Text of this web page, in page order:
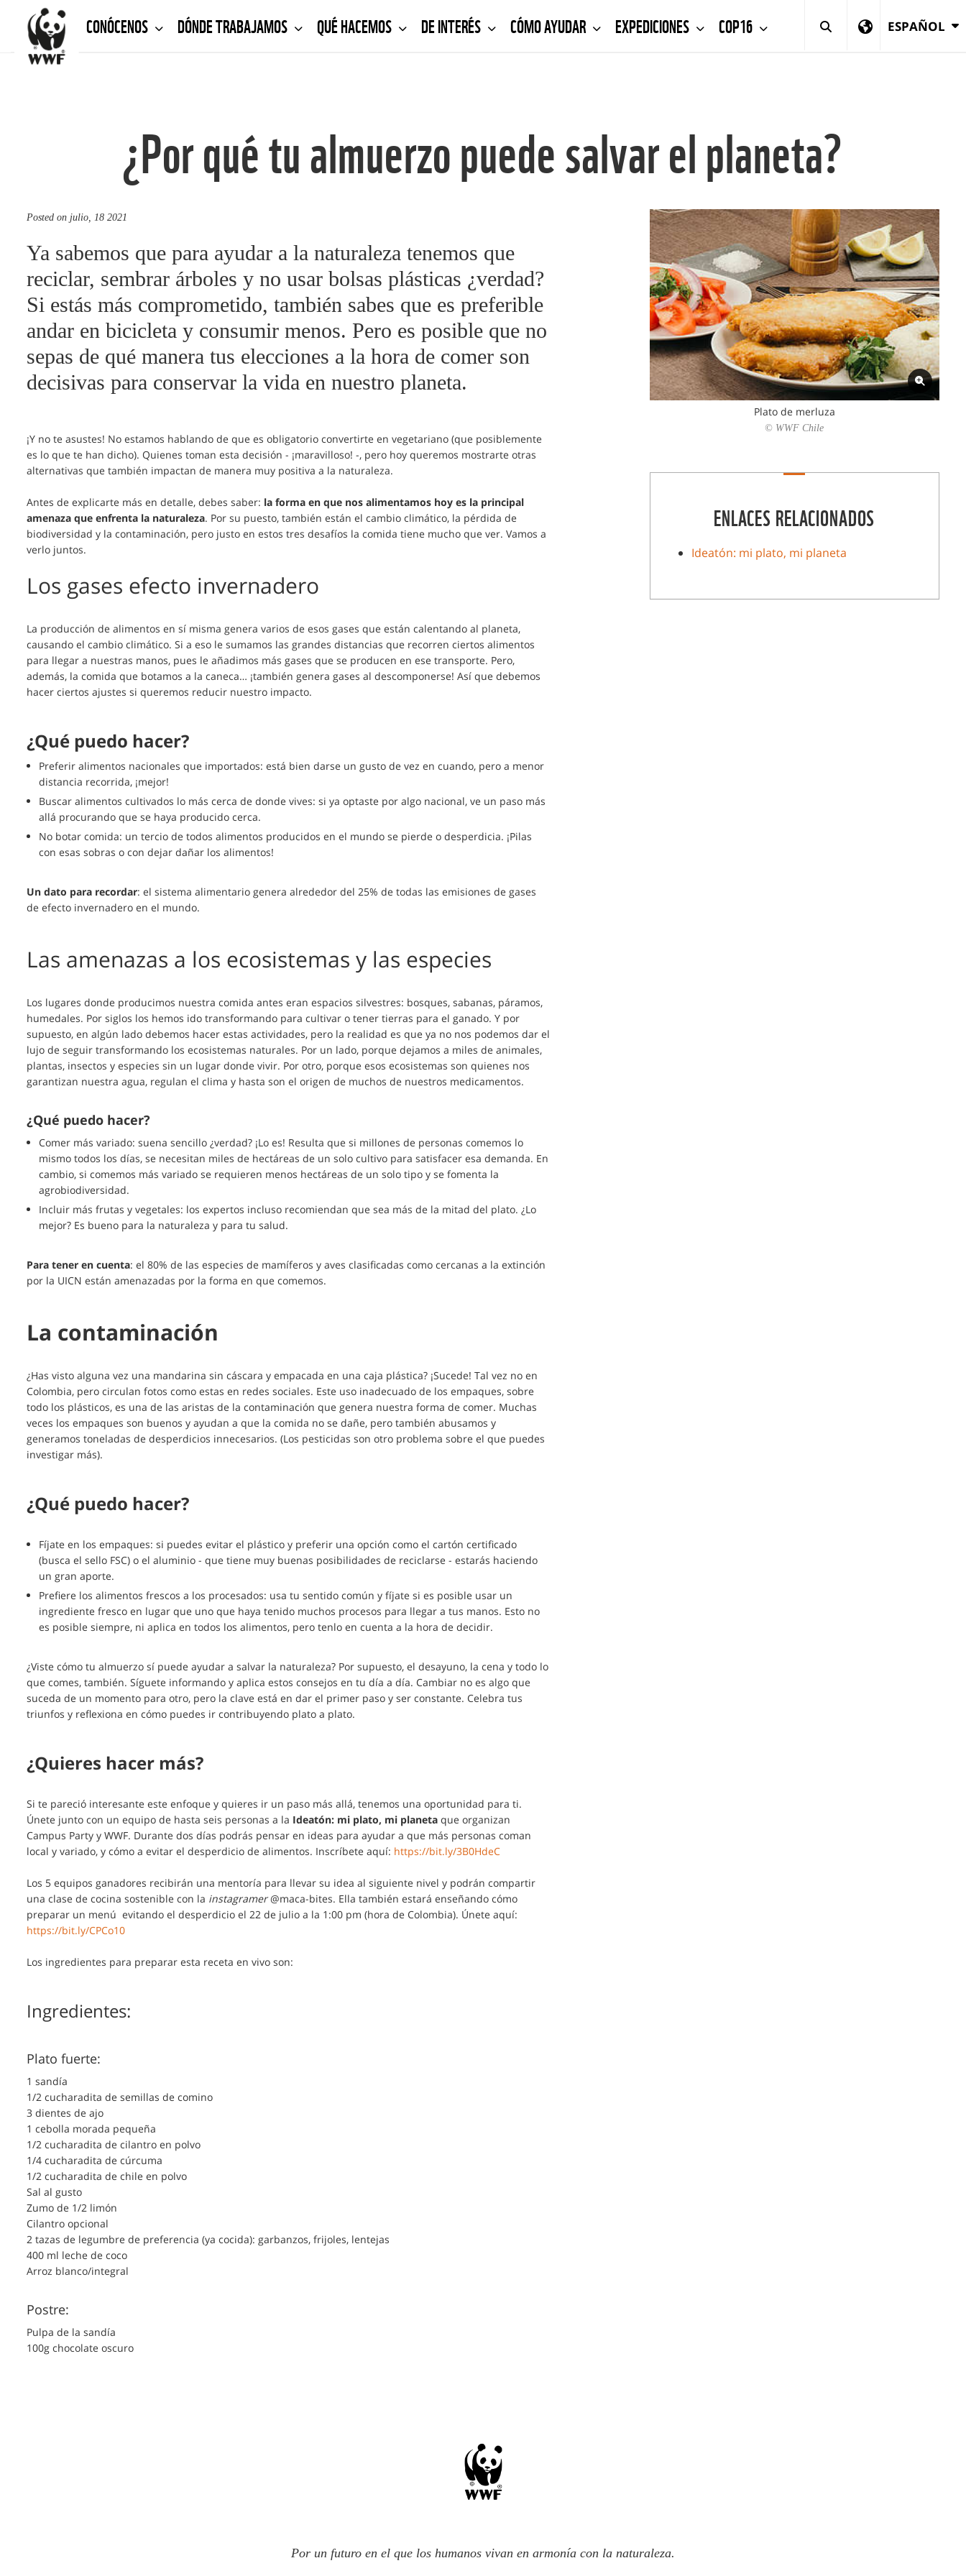
CONÓCENOS DÓNDE TRABAJAMOS QUÉ HACEMOS DE INTERÉS CÓMO AYUDAR EXPEDICIONES COP16 ESPAÑOL
¿Por qué tu almuerzo puede salvar el planeta?
Posted on julio, 18 2021
Ya sabemos que para ayudar a la naturaleza tenemos que
reciclar, sembrar árboles y no usar bolsas plásticas ¿verdad?
Si estás más comprometido, también sabes que es preferible
andar en bicicleta y consumir menos. Pero es posible que no
sepas de qué manera tus elecciones a la hora de comer son
decisivas para conservar la vida en nuestro planeta.
¡Y no te asustes! No estamos hablando de que es obligatorio convertirte en vegetariano (que posiblemente
es lo que te han dicho). Quienes toman esta decisión - ¡maravilloso! -, pero hoy queremos mostrarte otras
alternativas que también impactan de manera muy positiva a la naturaleza.
Antes de explicarte más en detalle, debes saber: la forma en que nos alimentamos hoy es la principal
amenaza que enfrenta la naturaleza. Por su puesto, también están el cambio climático, la pérdida de
biodiversidad y la contaminación, pero justo en estos tres desafíos la comida tiene mucho que ver. Vamos a
verlo juntos.
Los gases efecto invernadero
La producción de alimentos en sí misma genera varios de esos gases que están calentando al planeta,
causando el cambio climático. Si a eso le sumamos las grandes distancias que recorren ciertos alimentos
para llegar a nuestras manos, pues le añadimos más gases que se producen en ese transporte. Pero,
además, la comida que botamos a la caneca… ¡también genera gases al descomponerse! Así que debemos
hacer ciertos ajustes si queremos reducir nuestro impacto.
¿Qué puedo hacer?
Preferir alimentos nacionales que importados: está bien darse un gusto de vez en cuando, pero a menor
distancia recorrida, ¡mejor!
Buscar alimentos cultivados lo más cerca de donde vives: si ya optaste por algo nacional, ve un paso más
allá procurando que se haya producido cerca.
No botar comida: un tercio de todos alimentos producidos en el mundo se pierde o desperdicia. ¡Pilas
con esas sobras o con dejar dañar los alimentos!
Un dato para recordar: el sistema alimentario genera alrededor del 25% de todas las emisiones de gases
de efecto invernadero en el mundo.
Las amenazas a los ecosistemas y las especies
Los lugares donde producimos nuestra comida antes eran espacios silvestres: bosques, sabanas, páramos,
humedales. Por siglos los hemos ido transformando para cultivar o tener tierras para el ganado. Y por
supuesto, en algún lado debemos hacer estas actividades, pero la realidad es que ya no nos podemos dar el
lujo de seguir transformando los ecosistemas naturales. Por un lado, porque dejamos a miles de animales,
plantas, insectos y especies sin un lugar donde vivir. Por otro, porque esos ecosistemas son quienes nos
garantizan nuestra agua, regulan el clima y hasta son el origen de muchos de nuestros medicamentos.
¿Qué puedo hacer?
Comer más variado: suena sencillo ¿verdad? ¡Lo es! Resulta que si millones de personas comemos lo
mismo todos los días, se necesitan miles de hectáreas de un solo cultivo para satisfacer esa demanda. En
cambio, si comemos más variado se requieren menos hectáreas de un solo tipo y se fomenta la
agrobiodiversidad.
Incluir más frutas y vegetales: los expertos incluso recomiendan que sea más de la mitad del plato. ¿Lo
mejor? Es bueno para la naturaleza y para tu salud.
Para tener en cuenta: el 80% de las especies de mamíferos y aves clasificadas como cercanas a la extinción
por la UICN están amenazadas por la forma en que comemos.
La contaminación
¿Has visto alguna vez una mandarina sin cáscara y empacada en una caja plástica? ¡Sucede! Tal vez no en
Colombia, pero circulan fotos como estas en redes sociales. Este uso inadecuado de los empaques, sobre
todo los plásticos, es una de las aristas de la contaminación que genera nuestra forma de comer. Muchas
veces los empaques son buenos y ayudan a que la comida no se dañe, pero también abusamos y
generamos toneladas de desperdicios innecesarios. (Los pesticidas son otro problema sobre el que puedes
investigar más).
¿Qué puedo hacer?
Fíjate en los empaques: si puedes evitar el plástico y preferir una opción como el cartón certificado
(busca el sello FSC) o el aluminio - que tiene muy buenas posibilidades de reciclarse - estarás haciendo
un gran aporte.
Prefiere los alimentos frescos a los procesados: usa tu sentido común y fíjate si es posible usar un
ingrediente fresco en lugar que uno que haya tenido muchos procesos para llegar a tus manos. Esto no
es posible siempre, ni aplica en todos los alimentos, pero tenlo en cuenta a la hora de decidir.
¿Viste cómo tu almuerzo sí puede ayudar a salvar la naturaleza? Por supuesto, el desayuno, la cena y todo lo
que comes, también. Síguete informando y aplica estos consejos en tu día a día. Cambiar no es algo que
suceda de un momento para otro, pero la clave está en dar el primer paso y ser constante. Celebra tus
triunfos y reflexiona en cómo puedes ir contribuyendo plato a plato.
¿Quieres hacer más?
Si te pareció interesante este enfoque y quieres ir un paso más allá, tenemos una oportunidad para ti.
Únete junto con un equipo de hasta seis personas a la Ideatón: mi plato, mi planeta que organizan
Campus Party y WWF. Durante dos días podrás pensar en ideas para ayudar a que más personas coman
local y variado, y cómo a evitar el desperdicio de alimentos. Inscríbete aquí: https://bit.ly/3B0HdeC
Los 5 equipos ganadores recibirán una mentoría para llevar su idea al siguiente nivel y podrán compartir
una clase de cocina sostenible con la instagramer@maca-bites. Ella también estará enseñando cómo
preparar un menú evitando el desperdicio el 22 de julio a la 1:00 pm (hora de Colombia). Únete aquí:
https://bit.ly/CPCo10
Los ingredientes para preparar esta receta en vivo son:
Ingredientes:
Plato fuerte:
1 sandía
1/2 cucharadita de semillas de comino
3 dientes de ajo
1 cebolla morada pequeña
1/2 cucharadita de cilantro en polvo
1/4 cucharadita de cúrcuma
1/2 cucharadita de chile en polvo
Sal al gusto
Zumo de 1/2 limón
Cilantro opcional
2 tazas de legumbre de preferencia (ya cocida): garbanzos, frijoles, lentejas
400 ml leche de coco
Arroz blanco/integral
Postre:
Pulpa de la sandía
100g chocolate oscuro
Plato de merluza
© WWF Chile
ENLACES RELACIONADOS
Ideatón: mi plato, mi planeta
Por un futuro en el que los humanos vivan en armonía con la naturaleza.